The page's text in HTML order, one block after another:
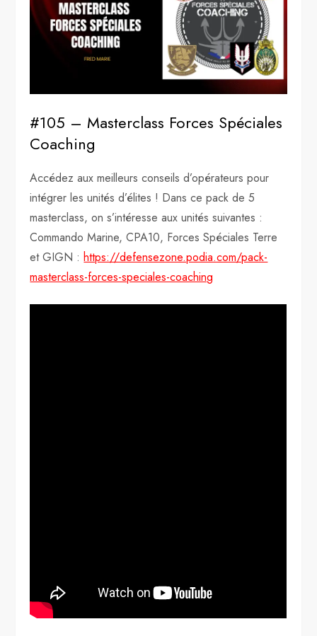
#105 – Masterclass Forces Spéciales
Coaching
Accédez aux meilleurs conseils d’opérateurs pour
intégrer les unités d’élites ! Dans ce pack de 5
masterclass, on s’intéresse aux unités suivantes :
Commando Marine, CPA10, Forces Spéciales Terre
et GIGN :https://defensezone.podia.com/pack-
masterclass-forces-speciales-coaching